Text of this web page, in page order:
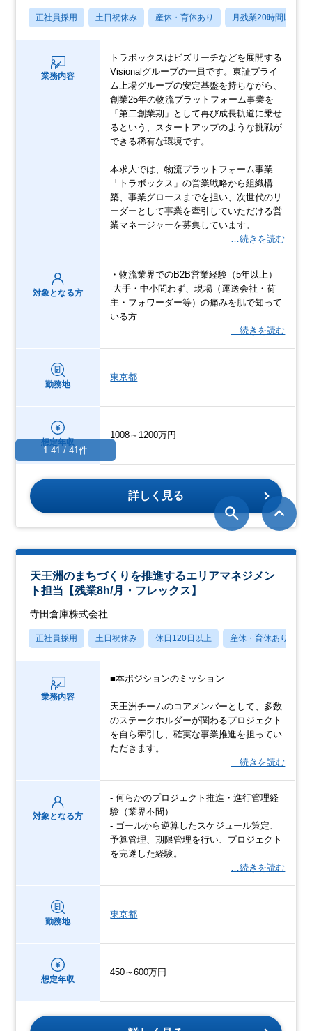
正社員採用 土日祝休み 産休・育休あり 月残業20時間以内
業務内容
トラボックスはビズリーチなどを展開する
Visionalグループの一員です。東証プライ
ム上場グループの安定基盤を持ちながら、
創業25年の物流プラットフォーム事業を
「第二創業期」として再び成長軌道に乗せ
るという、スタートアップのような挑戦が
できる稀有な環境です。
本求人では、物流プラットフォーム事業
「トラボックス」の営業戦略から組織構
築、事業グロースまでを担い、次世代のリ
ーダーとして事業を牽引していただける営
業マネージャーを募集しています。
…続きを読む
対象となる方
・物流業界でのB2B営業経験（5年以上）
-大手・中小問わず、現場（運送会社・荷
主・フォワーダー等）の痛みを肌で知って
いる方
…続きを読む
勤務地
東京都
想定年収
1008～1200万円
詳しく見る
天王洲のまちづくりを推進するエリアマネジメン
ト担当【残業8h/月・フレックス】
寺田倉庫株式会社
正社員採用 土日祝休み 休日120日以上 産休・育休あり
業務内容
■本ポジションのミッション
天王洲チームのコアメンバーとして、多数
のステークホルダーが関わるプロジェクト
を自ら牽引し、確実な事業推進を担ってい
ただきます。
…続きを読む
対象となる方
- 何らかのプロジェクト推進・進行管理経
験（業界不問）
- ゴールから逆算したスケジュール策定、
予算管理、期限管理を行い、プロジェクト
を完遂した経験。
…続きを読む
勤務地
東京都
想定年収
450～600万円
1-41 / 41件